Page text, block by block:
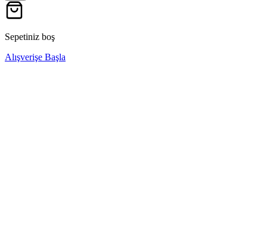
Sepetiniz boş
Alışverişe Başla